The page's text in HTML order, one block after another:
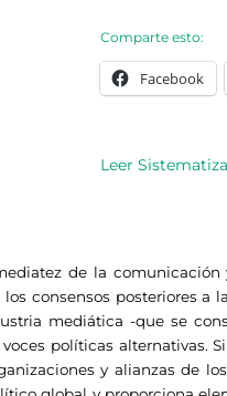
Comparte esto:
Facebook
Leer
de la
consensos posteriores
mediática -que se
políticas alternativas.
y alianzas de